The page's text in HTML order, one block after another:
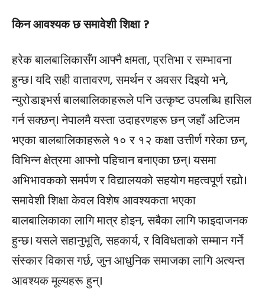
किन आवश्यक छ समावेशी शिक्षा ?
हरेक बालबालिकासँग आफ्नै क्षमता, प्रतिभा र सम्भावना
हुन्छ। यदि सही वातावरण, समर्थन र अवसर दिइयो भने,
न्युरोडाइभर्स बालबालिकाहरूले पनि उत्कृष्ट उपलब्धि हासिल
गर्न सक्छन्। नेपालमै यस्ता उदाहरणहरू छन् जहाँ अटिजम
भएका बालबालिकाहरूले १० र १२ कक्षा उत्तीर्ण गरेका छन्,
विभिन्न क्षेत्रमा आफ्नो पहिचान बनाएका छन्। यसमा
अभिभावकको समर्पण र विद्यालयको सहयोग महत्वपूर्ण रह्यो।
समावेशी शिक्षा केवल विशेष आवश्यकता भएका
बालबालिकाका लागि मात्र होइन, सबैका लागि फाइदाजनक
हुन्छ। यसले सहानुभूति, सहकार्य, र विविधताको सम्मान गर्ने
संस्कार विकास गर्छ, जुन आधुनिक समाजका लागि अत्यन्त
आवश्यक मूल्यहरू हुन्।